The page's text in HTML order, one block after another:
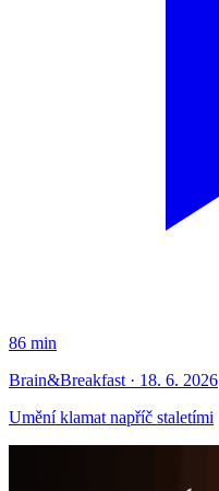
86 min
Brain&Breakfast · 18. 6. 2026
Umění klamat napříč staletími